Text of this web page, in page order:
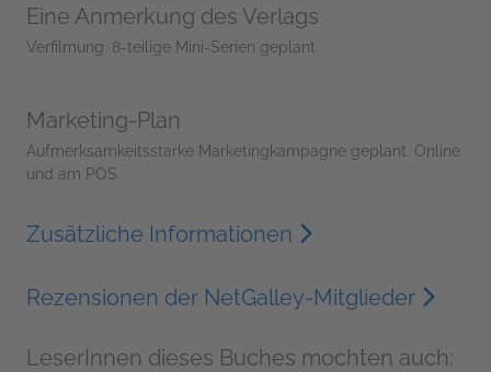
Eine Anmerkung des Verlags
Verfilmung. 8-teilige Mini-Serien geplant
Marketing-Plan
Aufmerksamkeitsstarke Marketingkampagne geplant. Online
und am POS.
Zusätzliche Informationen
Rezensionen der NetGalley-Mitglieder
LeserInnen dieses Buches mochten auch: